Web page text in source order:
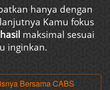
hanya dengan
Kamu fokus
hasil maksimal sesuai
inginkan.
Bersama CABS